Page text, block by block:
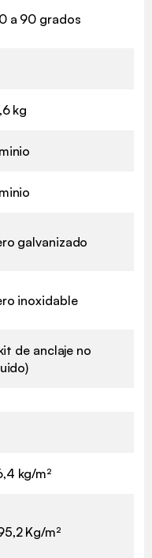
a 90 grados
kg
galvanizado
inoxidable
de anclaje no
kg/m²
Kg/m²